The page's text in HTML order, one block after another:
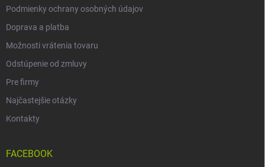
Podmienky ochrany osobných údajov
Doprava a platba
Možnosti vrátenia tovaru
Odstúpenie od zmluvy
Pre firmy
Najčastejšie otázky
Kontakty
FACEBOOK